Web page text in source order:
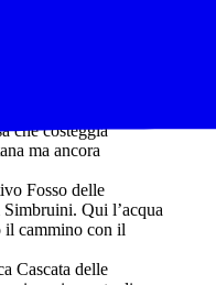
con tutti i sensi.
un viaggio nel
che sembrano
il limpido Fosso
dal tempo. Alla
che costeggia
ma ancora
Fosso delle
Qui l’acqua
il cammino con il
Cascata delle